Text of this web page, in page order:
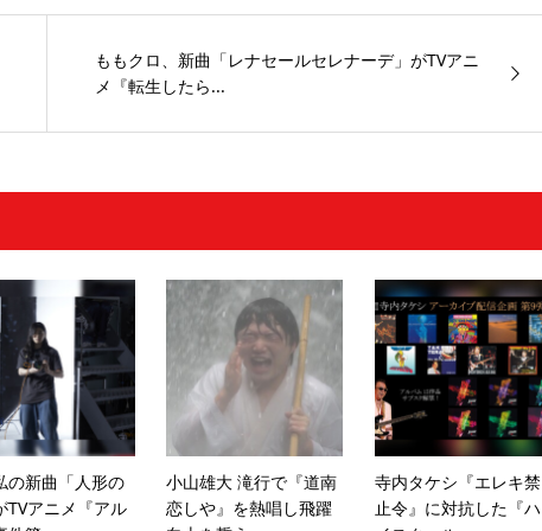
ももクロ、新曲「レナセールセレナーデ」がTVアニ
メ『転生したら...
の新曲「人形の
TVアニメ『アル
小山雄大 滝行で『道南
恋しや』を熱唱し飛躍
寺内タケシ『エレキ禁
止令』に対抗した『ハ